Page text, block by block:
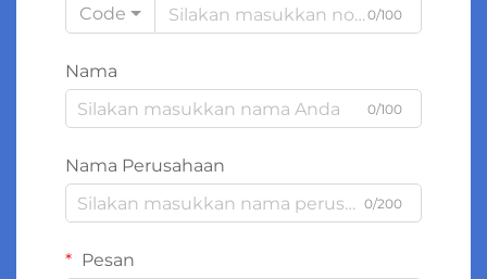
Code
0/100
Nama
0/100
Nama Perusahaan
0/200
Pesan